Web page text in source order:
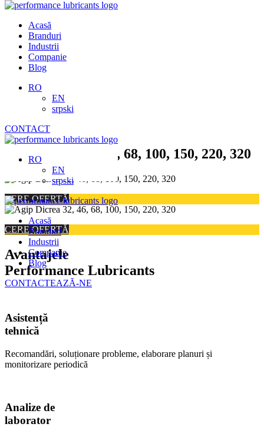
Skip
contentAcasă
Branduri
Industrii
Companie
Blog
RO
EN
srpski
CONTACT
RO
EN
srpski
Acasă
Branduri
Industrii
Companie
Blog
CONTACTEAZĂ-NE
Agip Dicrea 32, 46, 68, 100, 150, 220, 320
CERE OFERTĂ
CERE OFERTĂ
Avantajele
Performance Lubricants
Asistență
tehnică
Recomandări, soluționare probleme, elaborare planuri și
monitorizare periodică
Analize de
laborator